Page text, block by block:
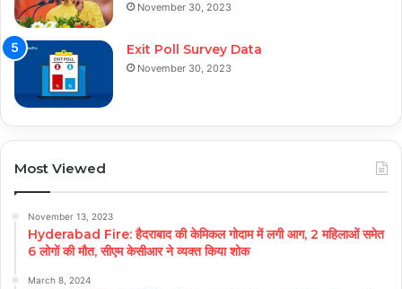
November 30, 2023
Exit Poll Survey Data
November 30, 2023
Most Viewed
November 13, 2023
Hyderabad Fire: हैदराबाद की केमिकल गोदाम में लगी आग, 2 महिलाओं समेत
6 लोगों की मौत, सीएम केसीआर ने व्यक्त किया शोक
March 8, 2024